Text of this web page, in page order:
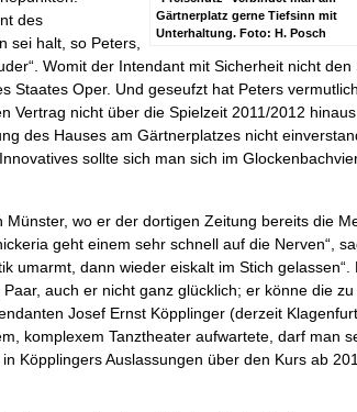
Gärtnerplatz gerne Tiefsinn mit
Unterhaltung. Foto: H. Posch
des
sei halt, so Peters,
Womit der Intendant mit Sicherheit nicht den
Staates Oper. Und geseufzt hat Peters
Vertrag nicht über die Spielzeit 2011/2012 hinaus
des Hauses am Gärtnerplatzes nicht
sollte sich man sich im
wo er der dortigen Zeitung bereits die
geht einem sehr schnell auf die Nerven“,
umarmt, dann wieder eiskalt im Stich gelassen“.
auch er nicht ganz glücklich; er könne die zu
Josef Ernst Köpplinger (derzeit
komplexem Tanztheater aufwartete, darf man
Köpplingers Auslassungen über den Kurs ab